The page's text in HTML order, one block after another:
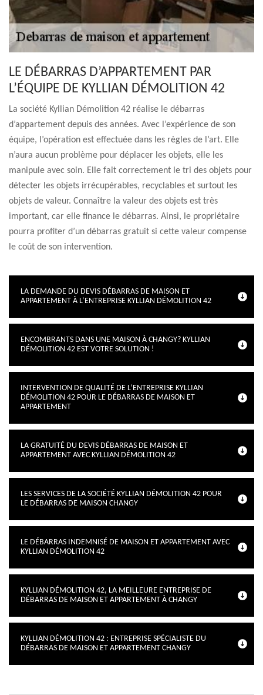
LE DÉBARRAS D’APPARTEMENT PAR
L’ÉQUIPE DE KYLLIAN DÉMOLITION 42
La société Kyllian Démolition 42 réalise le débarras
d’appartement depuis des années. Avec l’expérience de son
équipe, l’opération est effectuée dans les règles de l’art. Elle
n’aura aucun problème pour déplacer les objets, elle les
manipule avec soin. Elle fait correctement le tri des objets pour
détecter les objets irrécupérables, recyclables et surtout les
objets de valeur. Connaître la valeur des objets est très
important, car elle finance le débarras. Ainsi, le propriétaire
pourra profiter d’un débarras gratuit si cette valeur compense
le coût de son intervention.
LA DEMANDE DU DEVIS DÉBARRAS DE MAISON ET
APPARTEMENT À L’ENTREPRISE KYLLIAN DÉMOLITION 42
ENCOMBRANTS DANS UNE MAISON À CHANGY? KYLLIAN
DÉMOLITION 42 EST VOTRE SOLUTION !
INTERVENTION DE QUALITÉ DE L’ENTREPRISE KYLLIAN
DÉMOLITION 42 POUR LE DÉBARRAS DE MAISON ET
APPARTEMENT
LA GRATUITÉ DU DEVIS DÉBARRAS DE MAISON ET
APPARTEMENT AVEC KYLLIAN DÉMOLITION 42
LES SERVICES DE LA SOCIÉTÉ KYLLIAN DÉMOLITION 42 POUR
LE DÉBARRAS DE MAISON CHANGY
LE DÉBARRAS INDEMNISÉ DE MAISON ET APPARTEMENT AVEC
KYLLIAN DÉMOLITION 42
KYLLIAN DÉMOLITION 42, LA MEILLEURE ENTREPRISE DE
DÉBARRAS DE MAISON ET APPARTEMENT À CHANGY
KYLLIAN DÉMOLITION 42 : ENTREPRISE SPÉCIALISTE DU
DÉBARRAS DE MAISON ET APPARTEMENT CHANGY